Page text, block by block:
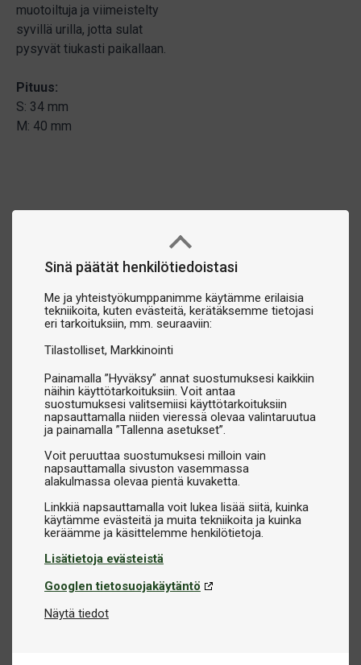
Sinä päätät henkilötiedoistasi
Me ja yhteistyökumppanimme käytämme erilaisia
tekniikoita, kuten evästeitä, kerätäksemme tietojasi
eri tarkoituksiin, mm. seuraaviin:
Tilastolliset Markkinointi
Painamalla ”Hyväksy” annat suostumuksesi kaikkiin
näihin käyttötarkoituksiin. Voit antaa
suostumuksesi valitsemiisi käyttötarkoituksiin
napsauttamalla niiden vieressä olevaa valintaruutua
ja painamalla ”Tallenna asetukset”.
Voit peruuttaa suostumuksesi milloin vain
napsauttamalla sivuston vasemmassa
alakulmassa olevaa pientä kuvaketta.
Linkkiä napsauttamalla voit lukea lisää siitä, kuinka
käytämme evästeitä ja muita tekniikoita ja kuinka
Lisätietoja evästeistä
Googlen tietosuojakäytäntö
Näytä tiedot
muotoiltuja ja viimeistelty
syvillä urilla, jotta sulat
pysyvät tiukasti paikallaan.
Pituus:
S: 34 mm
M: 40 mm